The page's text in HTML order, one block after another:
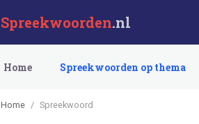
Spreekwoorden.nl
Home Spreekwoorden op thema
Home Spreekwoord